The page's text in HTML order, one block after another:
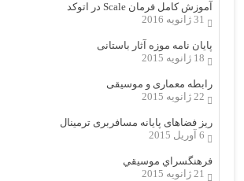
آموزش کامل فرمان Scale در اتوکد
31 ژانویه 2016
پایان نامه موزه آثار باستانی
18 ژانویه 2015
رابطه معماری و موسیقی
22 ژانویه 2015
ریز فضاهای پایانه مسافربری ترمینال
6 آوریل 2015
فرهنگسراي موسيقي
21 ژانویه 2015